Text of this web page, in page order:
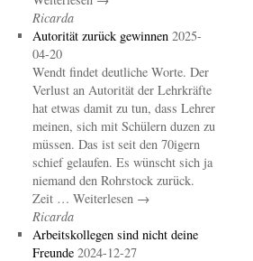
Ricarda
Autorität zurück gewinnen 2025-
04-20
Wendt findet deutliche Worte. Der
Verlust an Autorität der Lehrkräfte
hat etwas damit zu tun, dass Lehrer
meinen, sich mit Schülern duzen zu
müssen. Das ist seit den 70igern
schief gelaufen. Es wünscht sich ja
niemand den Rohrstock zurück.
Zeit … Weiterlesen →
Ricarda
Arbeitskollegen sind nicht deine
Freunde 2024-12-27